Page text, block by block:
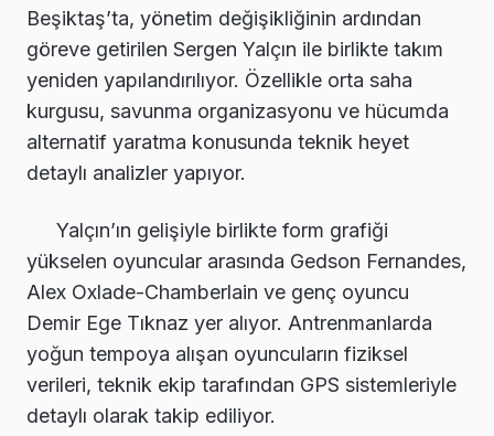
Beşiktaş’ta, yönetim değişikliğinin ardından
göreve getirilen Sergen Yalçın ile birlikte takım
yeniden yapılandırılıyor. Özellikle orta saha
kurgusu, savunma organizasyonu ve hücumda
alternatif yaratma konusunda teknik heyet
detaylı analizler yapıyor.
Yalçın’ın gelişiyle birlikte form grafiği
yükselen oyuncular arasında Gedson Fernandes,
Alex Oxlade-Chamberlain ve genç oyuncu
Demir Ege Tıknaz yer alıyor. Antrenmanlarda
yoğun tempoya alışan oyuncuların fiziksel
verileri, teknik ekip tarafından GPS sistemleriyle
detaylı olarak takip ediliyor.